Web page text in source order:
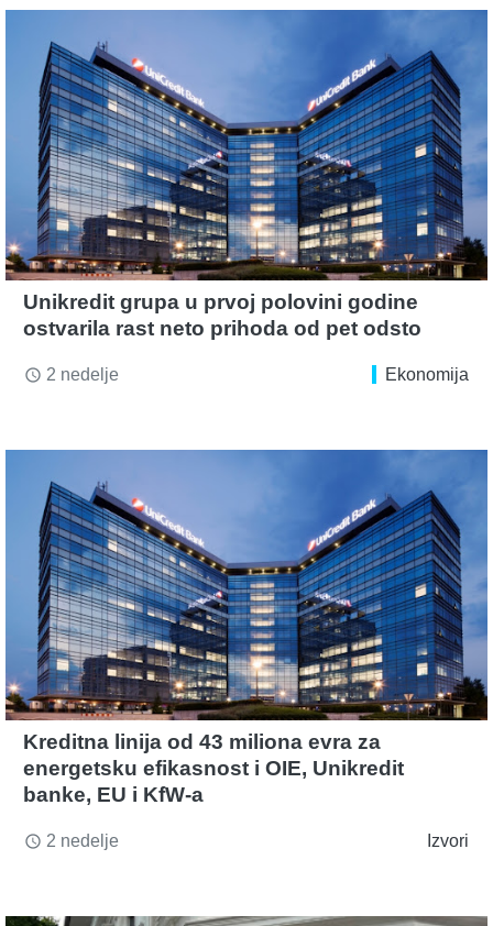
Unikredit grupa u prvoj polovini godine
ostvarila rast neto prihoda od pet odsto
access_time 2 nedelje Ekonomija
Kreditna linija od 43 miliona evra za
energetsku efikasnost i OIE, Unikredit
banke, EU i KfW-a
access_time 2 nedelje Izvori